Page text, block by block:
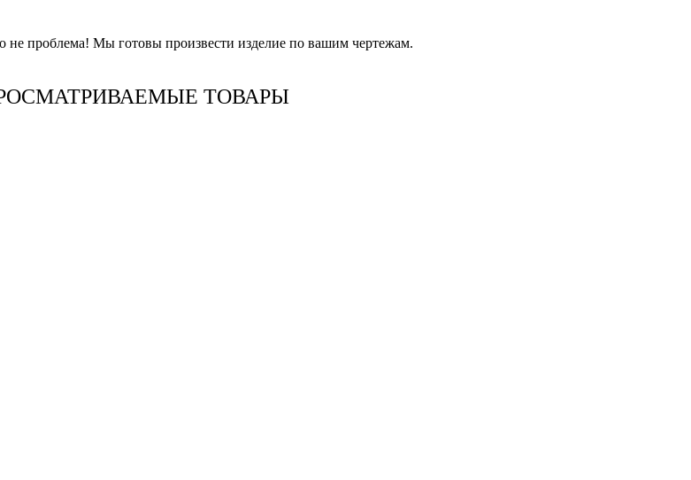
не проблема! Мы готовы произвести изделие по вашим чертежам.
ТОВАРЫ